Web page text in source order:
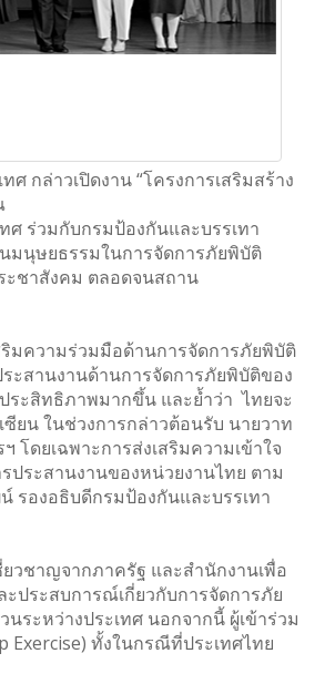
กล่าวเปิดงาน “โครงการเสริมสร้าง
ศ ร่วมกับกรมป้องกันและบรรเทา
มนุษยธรรมในการจัดการภัยพิบัติ
ะชาสังคม ตลอดจนสถาน
ริมความร่วมมือด้านการจัดการภัยพิบัติ
ะสานงานด้านการจัดการภัยพิบัติของ
ระสิทธิภาพมากขึ้น และย้ำว่า ไทยจะ
ยน ในช่วงการกล่าวต้อนรับ นายวาท
โดยเฉพาะการส่งเสริมความเข้าใจ
ประสานงานของหน่วยงานไทย ตาม
รองอธิบดีกรมป้องกันและบรรเทา
ยวชาญจากภาครัฐ และสำนักงานเพื่อ
ประสบการณ์เกี่ยวกับการจัดการภัย
ระหว่างประเทศ นอกจากนี้ ผู้เข้าร่วม
ทั้งในกรณีที่ประเทศไทย